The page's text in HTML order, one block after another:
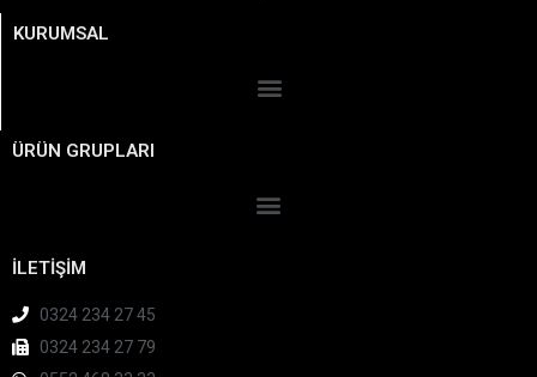
KURUMSAL
ÜRÜN GRUPLARI
İLETİŞİM
0324 234 27 45
0324 234 27 79